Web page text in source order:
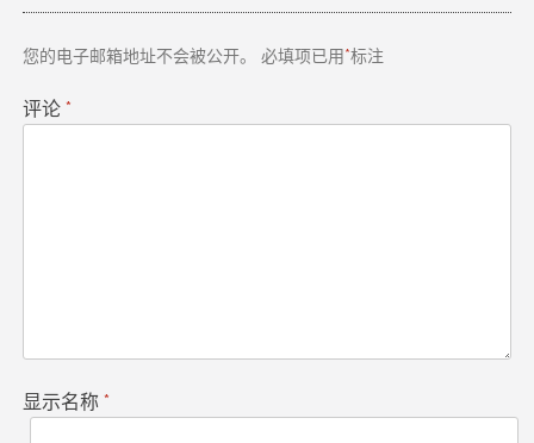
导
您的电子邮箱地址不会被公开。 必填项已用*标注
评论 *
显示名称 *